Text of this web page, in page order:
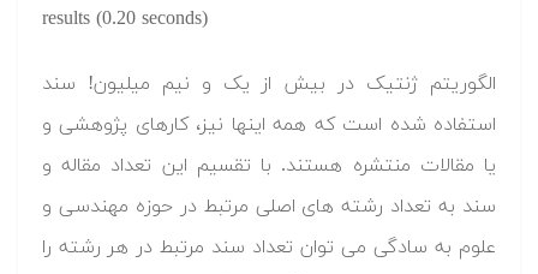
results (0.20 seconds)
الگوریتم ژنتیک در بیش از یک و نیم میلیون! سند
استفاده شده است که همه اینها نیز، کارهای پژوهشی و
یا مقالات منتشره هستند. با تقسیم این تعداد مقاله و
سند به تعداد رشته های اصلی مرتبط در حوزه مهندسی و
علوم به سادگی می توان تعداد سند مرتبط در هر رشته را